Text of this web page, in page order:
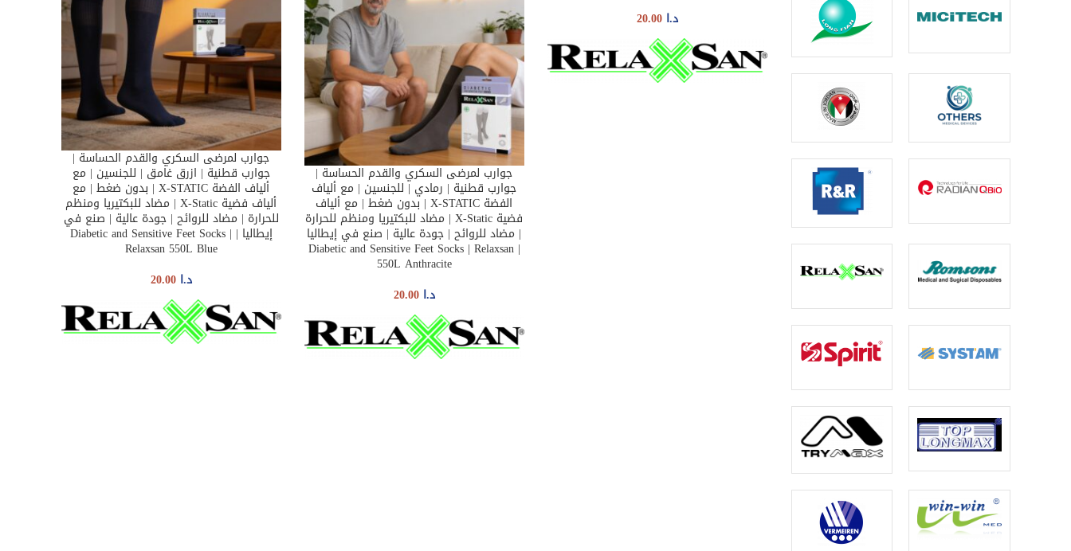
د.ا 20.00
SELECT OPTIONS
جوارب لمرضى السكري والقدم الحساسة |
جوارب قطنية | ازرق غامق | للجنسين | مع
ألياف الفضة X-STATIC | بدون ضغط | مع
ألياف فضية X-Static | مضاد للبكتيريا ومنظم
للحرارة | مضاد للروائح | جودة عالية | صنع في
إيطاليا | Diabetic and Sensitive Feet Socks |
Relaxsan 550L Blue
د.ا 20.00
SELECT OPTIONS
جوارب لمرضى السكري والقدم الحساسة |
جوارب قطنية | رمادي | للجنسين | مع ألياف
الفضة X-STATIC | بدون ضغط | مع ألياف
فضية X-Static | مضاد للبكتيريا ومنظم للحرارة
| مضاد للروائح | جودة عالية | صنع في إيطاليا
| Diabetic and Sensitive Feet Socks | Relaxsan
550L Anthracite
د.ا 20.00